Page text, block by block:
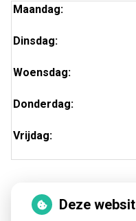
Maandag:
Dinsdag:
Woensdag:
Donderdag:
Vrijdag:
Nieuws Deze